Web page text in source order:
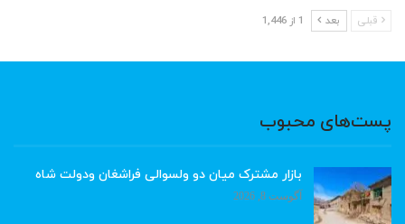
قبلی بعد 1 از 1,446
پست‌های محبوب
بازار مشترک میان دو ولسوالی فراشغان ودولت شاه
آگوست 8, 2026